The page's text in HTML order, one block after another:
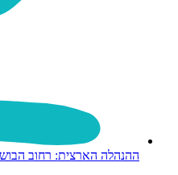
ההנהלה הארצית: רחוב הבושם 11, גילה